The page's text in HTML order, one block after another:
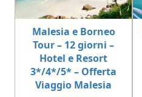
Malesia e Borneo
Tour – 12 giorni –
Hotel e Resort
3*/4*/5* – Offerta
Viaggio Malesia